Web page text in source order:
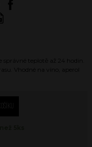
teplotě až 24 hodin.
Vhodné na víno, aperol